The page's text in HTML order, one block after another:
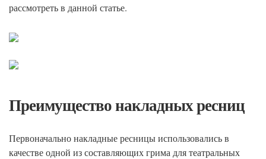
рассмотреть в данной статье.
Преимущество накладных ресниц
Первоначально накладные ресницы использовались в
качестве одной из составляющих грима для театральных